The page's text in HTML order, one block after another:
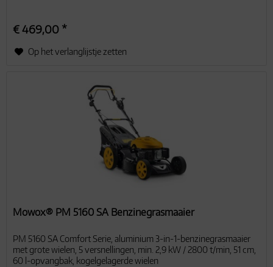
€ 469,00 *
Op het verlanglijstje zetten
Mowox® PM 5160 SA Benzinegrasmaaier
PM 5160 SA Comfort Serie, aluminium 3-in-1-benzinegrasmaaier
met grote wielen, 5 versnellingen, min. 2,9 kW / 2800 t/min, 51 cm,
60 l-opvangbak, kogelgelagerde wielen